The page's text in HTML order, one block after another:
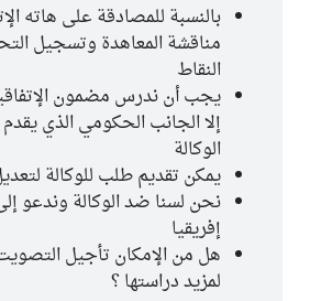
بالنسبة للمصادقة على هاته
مناقشة المعاهدة وتسجيل
النقاط
يجب أن ندرس مضمون
إلا الجانب الحكومي الذي
الوكالة
يمكن تقديم طلب للوكالة
نحن لسنا ضد الوكالة وندعو
إفريقيا
هل من الإمكان تأجيل
لمزيد دراستها ؟